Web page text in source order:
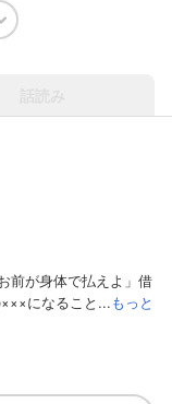
前が身体で払えよ」借
になること...もっと